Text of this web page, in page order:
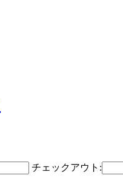
チェックアウト: